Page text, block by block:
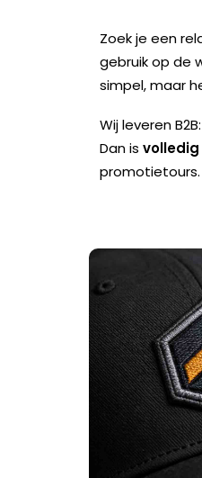
Zoek je een
gebruik op de
simpel, maar
Wij leveren
Dan is
promotietours.